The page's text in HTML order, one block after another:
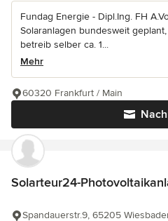
Fundag Energie - Dipl.Ing. FH
Solaranlagen bundesweit
betreib selber ca. 1...
Mehr
60320 Frankfurt / Main
Solarteur24-
Spandauerstr.9, 65205